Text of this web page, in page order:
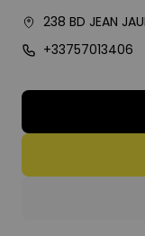
238 BD JEAN
+33757013406